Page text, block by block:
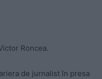
Roncea.
de jurnalist în presa